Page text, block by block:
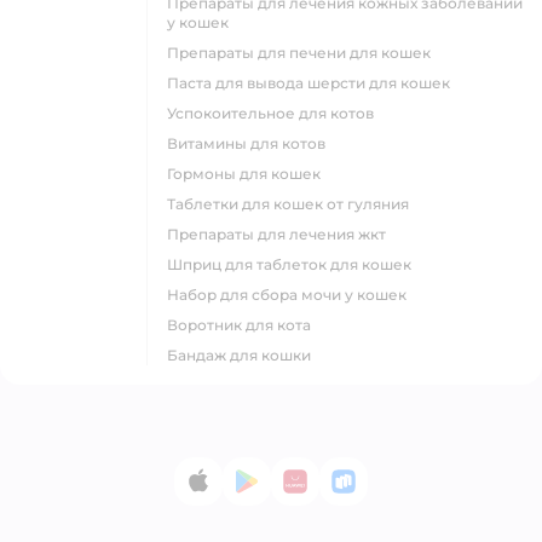
у кошек
препараты для печени для кошек
паста для вывода шерсти для кошек
успокоительное для котов
витамины для котов
гормоны для кошек
таблетки для кошек от гуляния
препараты для лечения жкт
шприц для таблеток для кошек
набор для сбора мочи у кошек
воротник для кота
бандаж для кошки
App StoreGoogle Play
AppGallery
RuStore